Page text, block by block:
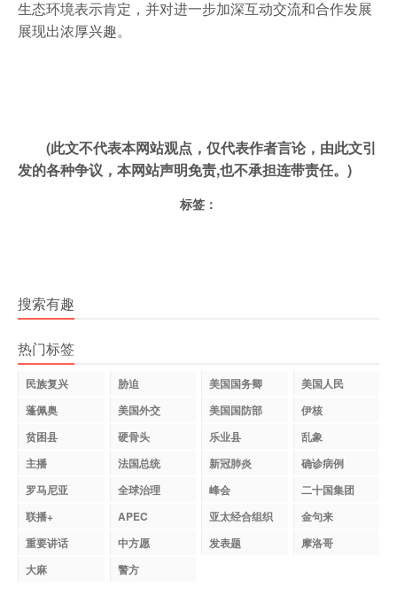
生态环境表示肯定，并对进一步加深互动交流和合作发展
展现出浓厚兴趣。
(此文不代表本网站观点，仅代表作者言论，由此文引
发的各种争议，本网站声明免责,也不承担连带责任。)
标签：
搜索有趣
热门标签
民族复兴 胁迫 美国国务卿
美国人民
蓬佩奥
美国外交 美国国防部
伊核
贫困县
硬骨头 乐业县
乱象
主播
法国总统 新冠肺炎
确诊病例
罗马尼亚
全球治理 峰会
二十国集团
联播+
APEC 亚太经合组织
金句来
重要讲话
中方愿 发表题
摩洛哥
大麻
警方